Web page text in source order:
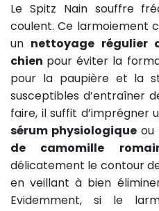
Le Spitz Nain souffre
coulent. Ce larmoiement
un nettoyage régulier
chien pour éviter la
pour la paupière et la
susceptibles d’entraîner
faire, il suffit d’imprégner
sérum physiologique ou
de camomille
délicatement le contour
en veillant à bien
Evidemment, si le